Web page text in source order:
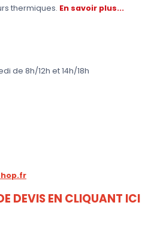
thermiques. En savoir plus...
de 8h/12h et 14h/18h
DEVIS EN CLIQUANT ICI